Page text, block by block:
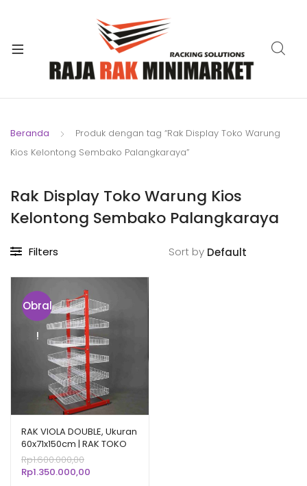
Beranda
Produk dengan tag “Rak Display Toko Warung
Kios Kelontong Sembako Palangkaraya”
Rak Display Toko Warung Kios
Kelontong Sembako Palangkaraya
Filters Sort by
Obral
!
RAK VIOLA DOUBLE, Ukuran
60x71x150cm | RAK TOKO
DISPLAY SNACK CHIKI
JAJANAN RINGAN
Rp1.600.000,00
aslinya
Rp1.350.000,00